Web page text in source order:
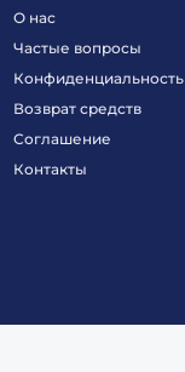
О нас
Частые вопросы
Конфиденциальность
Возврат средств
Соглашение
Контакты